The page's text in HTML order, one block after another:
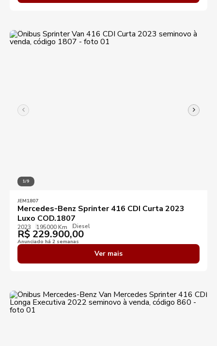
1/9
JEM1807
Mercedes-Benz Sprinter 416 CDI Curta 2023
Luxo COD.1807
2023 195000 Km Diesel
R$ 229.900,00
Anunciado há 2 semanas
Ver mais